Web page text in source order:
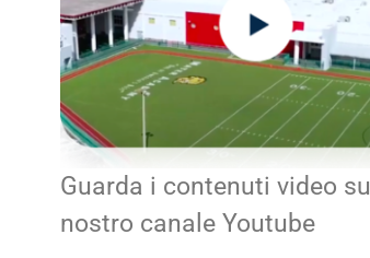
Guarda i contenuti video sul
nostro canale Youtube